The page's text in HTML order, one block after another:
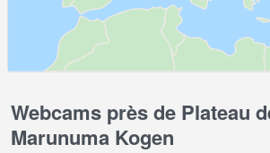
Webcams près de Plateau
Marunuma Kogen